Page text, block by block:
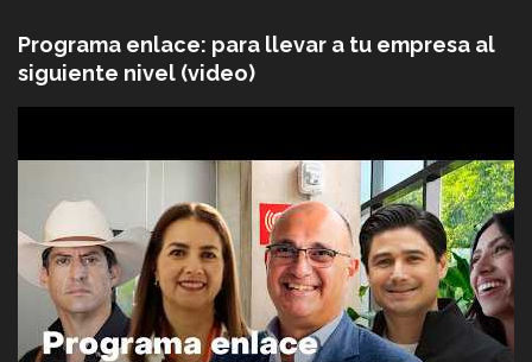
Programa enlace: para llevar a tu empresa al
siguiente nivel (video)